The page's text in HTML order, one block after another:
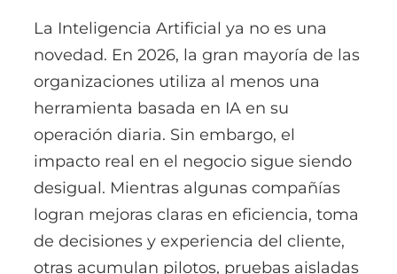
La Inteligencia Artificial ya no es una
novedad. En 2026, la gran mayoría de las
organizaciones utiliza al menos una
herramienta basada en IA en su
operación diaria. Sin embargo, el
impacto real en el negocio sigue siendo
desigual. Mientras algunas compañías
logran mejoras claras en eficiencia, toma
de decisiones y experiencia del cliente,
otras acumulan pilotos, pruebas aisladas